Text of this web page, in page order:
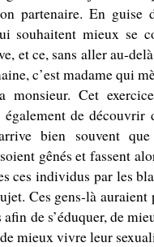
partenaire. En guise
souhaitent mieux se
et ce, sans aller au-
c’est madame qui
monsieur. Cet
de découvrir
bien souvent
gênés et fassent
ces individus par les
Ces gens-là
de s’éduquer, de
mieux vivre leur